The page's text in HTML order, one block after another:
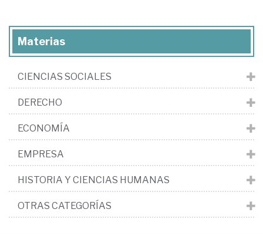
Materias
CIENCIAS SOCIALES
DERECHO
ECONOMÍA
EMPRESA
HISTORIA Y CIENCIAS HUMANAS
OTRAS CATEGORÍAS